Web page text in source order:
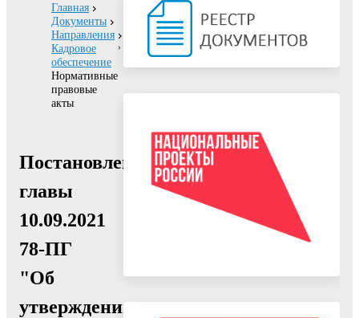
Главная
Документы
Направления
Кадровое
обеспечение
Нормативные
правовые
акты
Постановление
главы
10.09.2021
78-ПГ
"Об
утверждении